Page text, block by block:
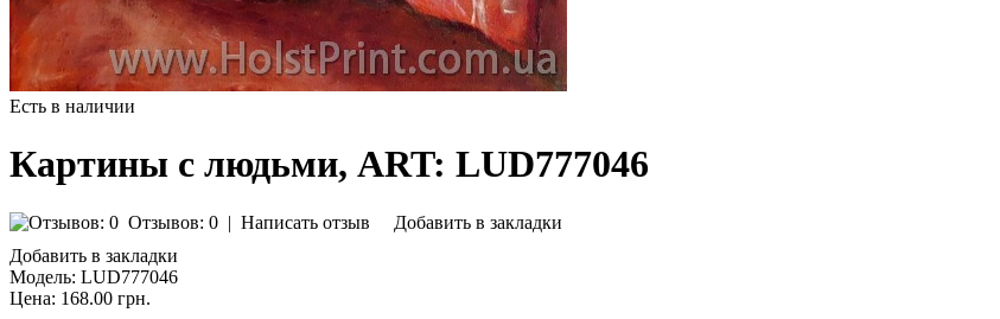
Есть в наличии
Картины с людьми, ART: LUD777046
Отзывов: 0 | Написать отзыв
Добавить в закладки
Добавить в закладки
Модель: LUD777046
Цена: 168.00 грн.